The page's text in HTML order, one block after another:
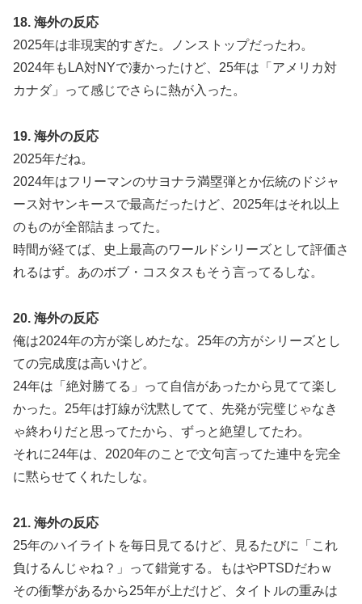
18. 海外の反応
2025年は非現実的すぎた。ノンストップだったわ。
2024年もLA対NYで凄かったけど、25年は「アメリカ対
カナダ」って感じでさらに熱が入った。
19. 海外の反応
2025年だね。
2024年はフリーマンのサヨナラ満塁弾とか伝統のドジャ
ース対ヤンキースで最高だったけど、2025年はそれ以上
のものが全部詰まってた。
時間が経てば、史上最高のワールドシリーズとして評価さ
れるはず。あのボブ・コスタスもそう言ってるしな。
20. 海外の反応
俺は2024年の方が楽しめたな。25年の方がシリーズとし
ての完成度は高いけど。
24年は「絶対勝てる」って自信があったから見てて楽し
かった。25年は打線が沈黙してて、先発が完璧じゃなき
ゃ終わりだと思ってたから、ずっと絶望してたわ。
それに24年は、2020年のことで文句言ってた連中を完全
に黙らせてくれたしな。
21. 海外の反応
25年のハイライトを毎日見てるけど、見るたびに「これ
負けるんじゃね？」って錯覚する。もはやPTSDだわｗ
その衝撃があるから25年が上だけど、タイトルの重みは